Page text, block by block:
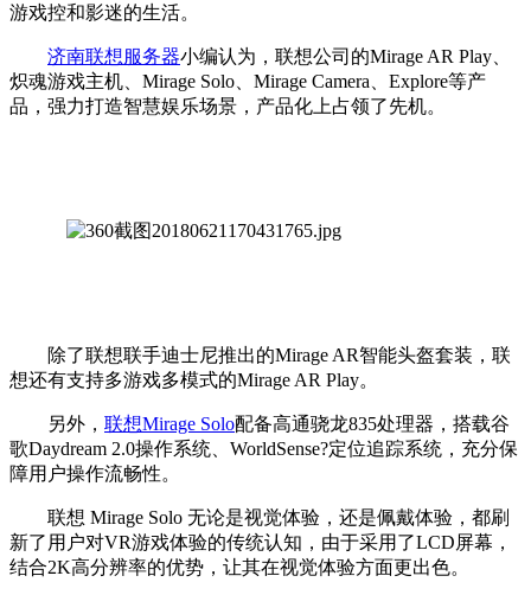
游戏控和影迷的生活。
济南联想服务器小编认为，联想公司的Mirage AR Play、
炽魂游戏主机、Mirage Solo、Mirage Camera、Explore等产
品，强力打造智慧娱乐场景，产品化上占领了先机。
除了联想联手迪士尼推出的Mirage AR智能头盔套装，联
想还有支持多游戏多模式的Mirage AR Play。
另外， 联想Mirage Solo配备高通骁龙835处理器，搭载谷
歌Daydream 2.0操作系统、WorldSense?定位追踪系统，充分保
障用户操作流畅性。
联想 Mirage Solo 无论是视觉体验，还是佩戴体验，都刷
新了用户对VR游戏体验的传统认知，由于采用了LCD屏幕，
结合2K高分辨率的优势，让其在视觉体验方面更出色。